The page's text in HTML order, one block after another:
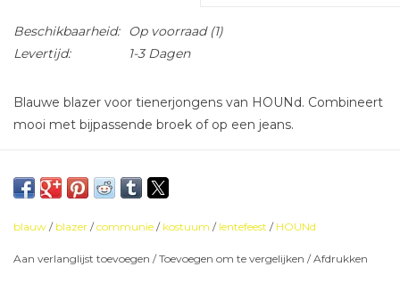
Beschikbaarheid: Op voorraad(1)
Levertijd:
1-3 Dagen
Blauwe blazer voor tienerjongens van HOUNd. Combineert
mooi met bijpassende broek of op een jeans.
blauw / blazer /communie / kostuum / lentefeest / HOUNd
Aan verlanglijst toevoegen /Toevoegen om te vergelijken /Afdrukken